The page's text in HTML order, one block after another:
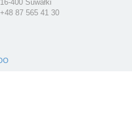
16-400 Suwałki
+48 87 565 41 30